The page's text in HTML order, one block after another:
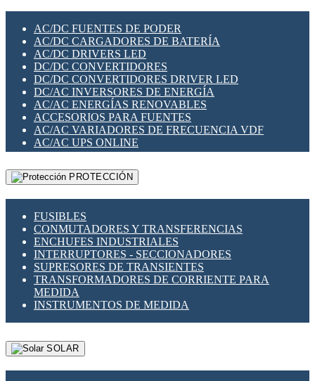
SWITCH Y MICROSWITCH
TARJETAS PI
UNIÓN Y DERIVACIÓN DE CABLE
PLACAS MODULARES IOT
SWITCHES Y REDES WIFI
SOLUCIONES IOT
SOLUCIONES LORAWAN
SOLUCIONES RED CELULAR
SEGURIDAD PARA REDES
SWITCHES LAN
TELEFONÍA IP (VOIP)
VIGILANCIA IP (CCTV)
MESHTASTIC
AC/DC FUENTES DE PODER
AC/DC CARGADORES DE BATERÍA
AC/DC DRIVERS LED
DC/DC CONVERTIDORES
DC/DC CONVERTIDORES DRIVER LED
DC/AC INVERSORES DE ENERGÍA
AC/AC ENERGÍAS RENOVABLES
ACCESORIOS PARA FUENTES
AC/AC VARIADORES DE FRECUENCIA VDF
AC/AC UPS ONLINE
PROTECCIÓN
FUSIBLES
CONMUTADORES Y TRANSFERENCIAS
ENCHUFES INDUSTRIALES
INTERRUPTORES - SECCIONADORES
SUPRESORES DE TRANSIENTES
TRANSFORMADORES DE CORRIENTE PARA
MEDIDA
INSTRUMENTOS DE MEDIDA
SOLAR